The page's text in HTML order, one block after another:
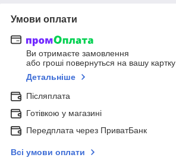
Умови оплати
Ви отримаєте замовлення
або гроші повернуться на вашу картку
Детальніше
Післяплата
Готівкою у магазині
Передплата через ПриватБанк
Всі умови оплати